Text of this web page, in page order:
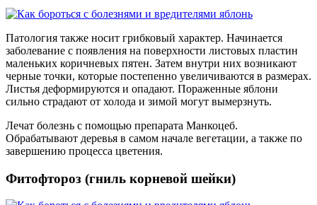
Патология также носит грибковый характер. Начинается
заболевание с появления на поверхности листовых пластин
маленьких коричневых пятен. Затем внутри них возникают
черные точки, которые постепенно увеличиваются в размерах.
Листья деформируются и опадают. Пораженные яблони
сильно страдают от холода и зимой могут вымерзнуть.
Лечат болезнь с помощью препарата Манкоцеб.
Обрабатывают деревья в самом начале вегетации, а также по
завершению процесса цветения.
Фитофтороз (гниль корневой шейки)